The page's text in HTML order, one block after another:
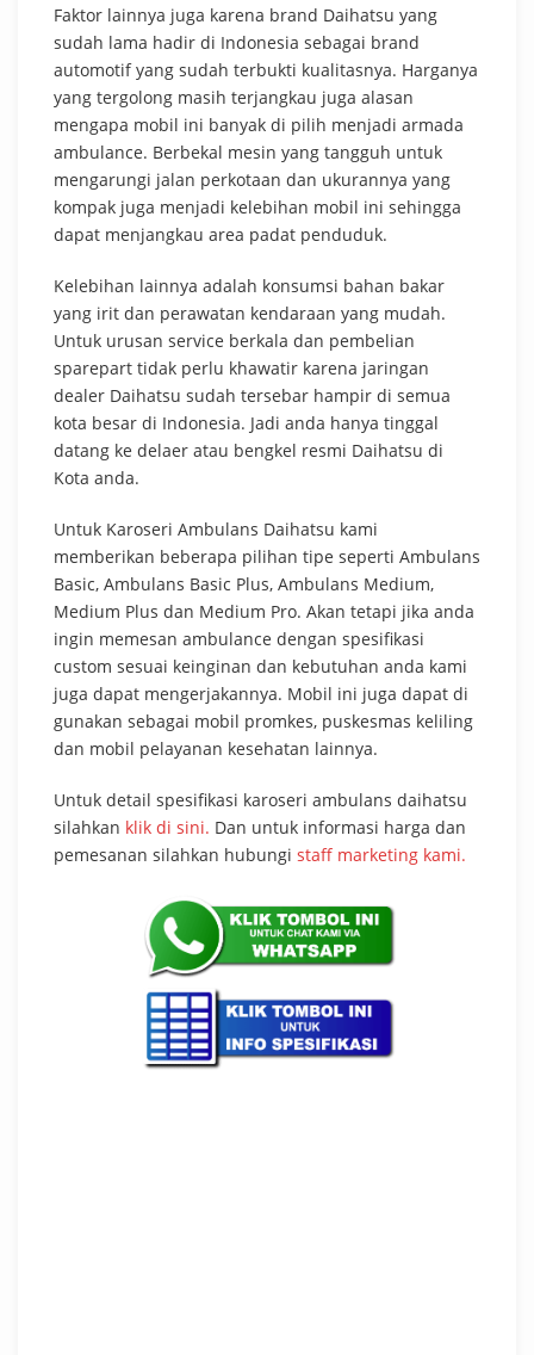
Faktor lainnya juga karena brand Daihatsu yang
sudah lama hadir di Indonesia sebagai brand
automotif yang sudah terbukti kualitasnya. Harganya
yang tergolong masih terjangkau juga alasan
mengapa mobil ini banyak di pilih menjadi armada
ambulance. Berbekal mesin yang tangguh untuk
mengarungi jalan perkotaan dan ukurannya yang
kompak juga menjadi kelebihan mobil ini sehingga
dapat menjangkau area padat penduduk.
Kelebihan lainnya adalah konsumsi bahan bakar
yang irit dan perawatan kendaraan yang mudah.
Untuk urusan service berkala dan pembelian
sparepart tidak perlu khawatir karena jaringan
dealer Daihatsu sudah tersebar hampir di semua
kota besar di Indonesia. Jadi anda hanya tinggal
datang ke delaer atau bengkel resmi Daihatsu di
Kota anda.
Untuk Karoseri Ambulans Daihatsu kami
memberikan beberapa pilihan tipe seperti Ambulans
Basic, Ambulans Basic Plus, Ambulans Medium,
Medium Plus dan Medium Pro. Akan tetapi jika anda
ingin memesan ambulance dengan spesifikasi
custom sesuai keinginan dan kebutuhan anda kami
juga dapat mengerjakannya. Mobil ini juga dapat di
gunakan sebagai mobil promkes, puskesmas keliling
dan mobil pelayanan kesehatan lainnya.
Untuk detail spesifikasi karoseri ambulans daihatsu
silahkan klik di sini. Dan untuk informasi harga dan
pemesanan silahkan hubungi staff marketing kami.